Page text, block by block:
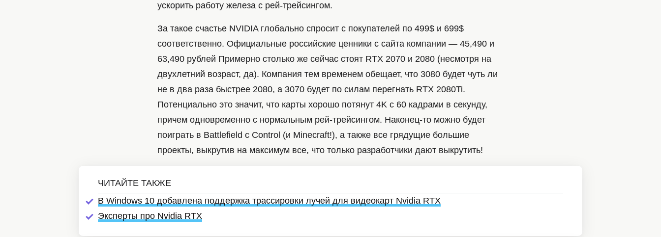
ускорить работу железа с рей-трейсингом.
За такое счастье NVIDIA глобально спросит с покупателей по 499$ и 699$
соответственно. Официальные российские ценники с сайта компании — 45,490 и
63,490 рублей Примерно столько же сейчас стоят RTX 2070 и 2080 (несмотря на
двухлетний возраст, да). Компания тем временем обещает, что 3080 будет чуть ли
не в два раза быстрее 2080, а 3070 будет по силам перегнать RTX 2080Ti.
Потенциально это значит, что карты хорошо потянут 4K с 60 кадрами в секунду,
причем одновременно с нормальным рей-трейсингом. Наконец-то можно будет
поиграть в Battlefield с Control (и Minecraft!), а также все грядущие большие
проекты, выкрутив на максимум все, что только разработчики дают выкрутить!
В Windows 10 добавлена поддержка трассировки лучей для видеокарт Nvidia RTX
Эксперты про Nvidia RTX